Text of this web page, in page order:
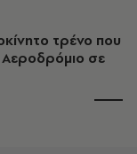
τρένο που
Αεροδρόμιο σε